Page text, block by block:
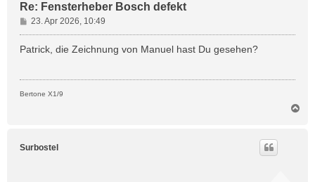
Re: Fensterheber Bosch defekt
B
e
i
g
23. Apr 2026, 10:49
Patrick, die Zeichnung von Manuel hast Du gesehen?
Bertone X1/9
Surbostel